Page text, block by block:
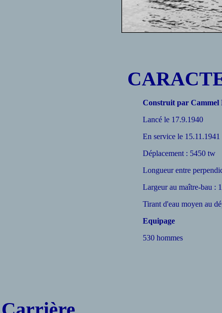
Construit par
Lancé le 17.9.1940
En service le 15.11.1941
Déplacement : 5450 tw
Longueur entre
Largeur au maître-bau :
Tirant d'eau moyen au
Equipage
530 hommes